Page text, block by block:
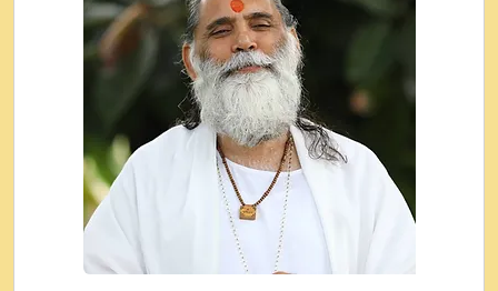
जब से गीता ज्ञान पाया मैं बड़ी मस्ती में हूँ । 2018 -
Rishikesh - Ratan Ji Rasik.mp3
तन हल दल द सनव मड उतत सर रख क, नल रव त
गल लग जव त सर उतत हथ रख द!.mp3
तू कर प्रीतम से प्रीत, यूहीं दिन बीतते जाते हैं ।
2018 - Rishikesh - Swami Gyananand Ji
Maharaj.mp3
न म गवद गपल गद फर, पयर महन न रझद फर! shri